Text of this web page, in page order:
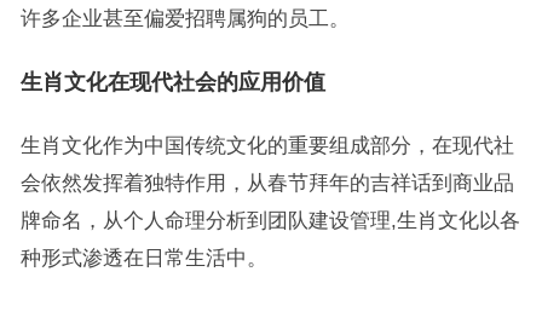
许多企业甚至偏爱招聘属狗的员工。
生肖文化在现代社会的应用价值
生肖文化作为中国传统文化的重要组成部分，在现代社
会依然发挥着独特作用，从春节拜年的吉祥话到商业品
牌命名，从个人命理分析到团队建设管理,生肖文化以各
种形式渗透在日常生活中。